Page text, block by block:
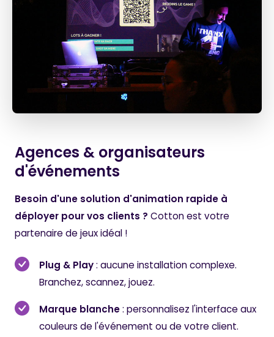
Agences & organisateurs
d'événements
Besoin d'une solution d'animation rapide à
déployer pour vos clients ? Cotton est votre
partenaire de jeux idéal !
Plug & Play: aucune installation complexe.
Branchez, scannez, jouez.
Marque blanche: personnalisez l'interface aux
couleurs de l'événement ou de votre client.